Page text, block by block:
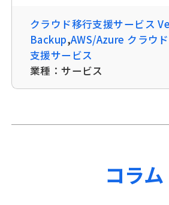
クラウド移行支援サービス
Backup,AWS/Azure クラウ
支援サービス
業種：サービス
コラム